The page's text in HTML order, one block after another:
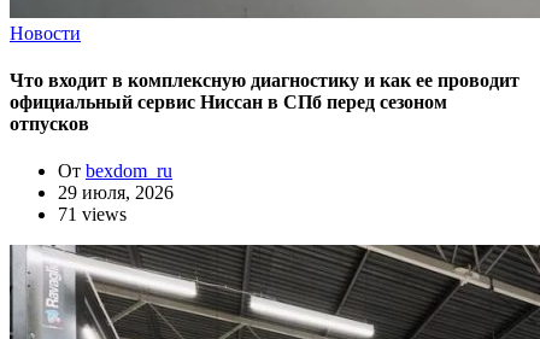
Новости
Что входит в комплексную диагностику и как ее проводит
официальный сервис Ниссан в СПб перед сезоном
отпусков
От bexdom_ru
29 июля, 2026
71 views